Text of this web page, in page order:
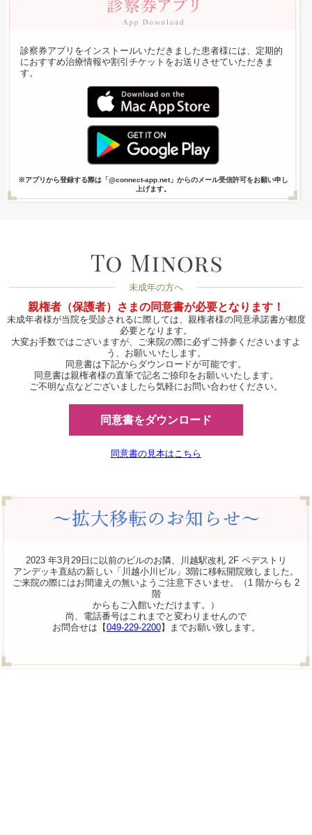
診察券アプリをインストールいただきました患者様には、定期的
におすすめ治療情報や割引チケットをお送りさせていただきま
す。
※アプリから登録する際は「@connect-app.net」からのメール受信許可をお願い申し
上げます。
未成年の方へ
親権者（保護者）さまの同意書が必要となります！
未成年者様が当院を受診されるに際しては、親権者様の同意承諾書が都度
必要となります。
大変お手数ではございますが、ご来院の際に必ずご持参くださいますよ
う、お願いいたします。
同意書は下記からダウンロードが可能です。
同意書は親権者様の直筆で記名ご捺印をお願いいたします。
ご不明な点などございましたら気軽にお問い合わせください。
同意書をダウンロード
同意書の見本はこちら
2023 年3月29日に以前のビルのお隣、川越駅改札 2F ペデストリ
アンデッキ直結の新しい「川越小川ビル」3階に移転開院致しました。
ご来院の際にはお間違えの無いようご注意下さいませ。（1 階からも 2
階
からもご入館いただけます。）
尚、電話番号はこれまでと変わりませんので
お問合せは【049-229-2200】までお願い致します。